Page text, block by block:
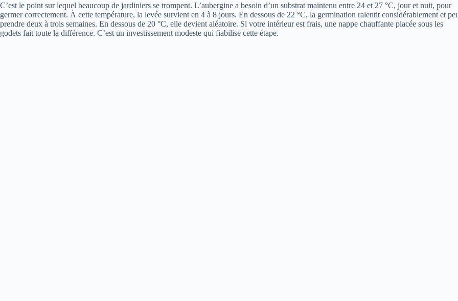
C’est le point sur lequel beaucoup de jardiniers se trompent. L’aubergine a besoin d’un substrat maintenu entre 24 et 27 °C, jour et nuit, pour
germer correctement. À cette température, la levée survient en 4 à 8 jours. En dessous de 22 °C, la germination ralentit considérablement et
prendre deux à trois semaines. En dessous de 20 °C, elle devient aléatoire. Si votre intérieur est frais, une nappe chauffante placée sous les
godets fait toute la différence. C’est un investissement modeste qui fiabilise cette étape.